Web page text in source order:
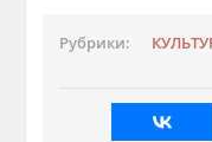
Рубрики: